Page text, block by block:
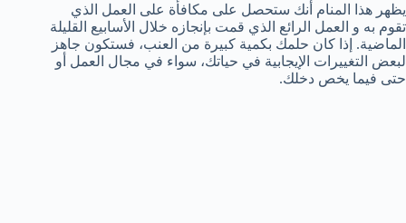
يظهر هذا المنام أنك ستحصل على مكافأة على العمل الذي
تقوم به و العمل الرائع الذي قمت بإنجازه خلال الأسابيع القليلة
الماضية. إذا كان حلمك بكمية كبيرة من العنب، فستكون جاهز
لبعض التغييرات الإيجابية في حياتك، سواء في مجال العمل أو
حتى فيما يخص دخلك.